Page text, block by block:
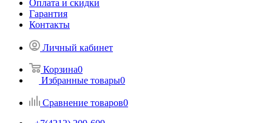
Оплата и скидки
Гарантия
Контакты
Личный кабинет
Корзина0
Избранные товары0
Сравнение товаров0